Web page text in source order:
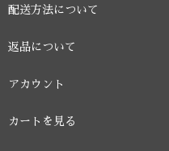
配送方法について
返品について
アカウント
カートを見る